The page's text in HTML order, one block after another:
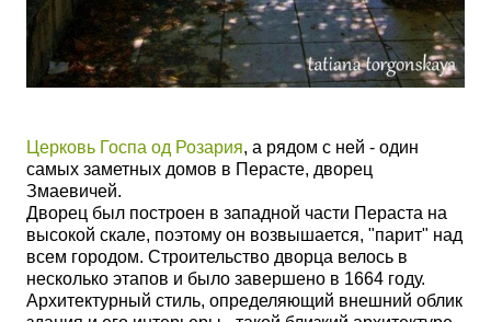
Церковь Госпа од Розария, а рядом с ней - один
самых заметных домов в Перасте, дворец
Змаевичей.
Дворец был построен в западной части Пераста на
высокой скале, поэтому он возвышается, "парит" над
всем городом. Строительство дворца велось в
несколько этапов и было завершено в 1664 году.
Архитектурный стиль, определяющий внешний облик